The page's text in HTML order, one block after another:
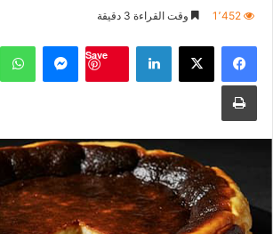
1٬452 وقت القراءة 3 دقيقة
فيسبوك ‫X لينكدإن
Save
ماسنجر
طباعة